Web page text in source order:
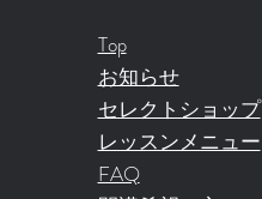
Top
お知らせ
セレクトショップ
レッスンメニュー
​FAQ